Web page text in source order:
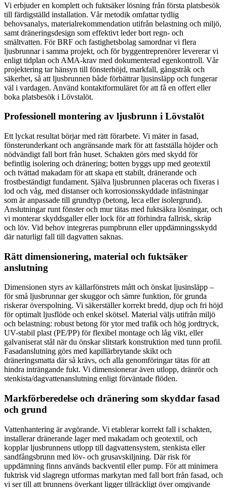
Vi erbjuder en komplett och fuktsäker lösning från första platsbesök
till färdigställd installation. Vår metodik omfattar tydlig
behovsanalys, materialrekommendation utifrån belastning och miljö,
samt dräneringsdesign som effektivt leder bort regn- och
smältvatten. För BRF och fastighetsbolag samordnar vi flera
ljusbrunnar i samma projekt, och för byggentreprenörer levererar vi
enligt tidplan och AMA-krav med dokumenterad egenkontroll. Vår
projektering tar hänsyn till fönsterhöjd, markfall, gångstråk och
säkerhet, så att ljusbrunnen både förbättrar ljusinsläpp och fungerar
väl i vardagen. Använd kontaktformuläret för att få en offert eller
boka platsbesök i Lövstalöt.
Professionell montering av ljusbrunn i Lövstalöt
Ett lyckat resultat börjar med rätt förarbete. Vi mäter in fasad,
fönsterunderkant och angränsande mark för att fastställa höjder och
nödvändigt fall bort från huset. Schakten görs med skydd för
befintlig isolering och dränering; botten byggs upp med geotextil
och tvättad makadam för att skapa ett stabilt, dränerande och
frostbeständigt fundament. Själva ljusbrunnen placeras och fixeras i
lod och våg, med distanser och korrosionsskyddade infästningar
som är anpassade till grundtyp (betong, leca eller isolergrund).
Anslutningar runt fönster och mur tätas med fuktsäkra lösningar, och
vi monterar skyddsgaller eller lock för att förhindra fallrisk, skräp
och löv. Vid behov integreras pumpbrunn eller uppdämningsskydd
där naturligt fall till dagvatten saknas.
Rätt dimensionering, material och fuktsäker
anslutning
Dimensionen styrs av källarfönstrets mått och önskat ljusinsläpp –
för små ljusbrunnar ger skuggor och sämre funktion, för grunda
riskerar överspolning. Vi säkerställer korrekt bredd, djup och fri höjd
för optimalt ljusflöde och enkel skötsel. Material väljs utifrån miljö
och belastning: robust betong för ytor med trafik och hög jordtryck,
UV-stabil plast (PE/PP) för flexibel montage och låg vikt, eller
galvaniserat stål när du önskar slitstark konstruktion med tunn profil.
Fasadanslutning görs med kapillärbrytande skikt och
dräneringsmatta där så krävs, och alla genomföringar tätas för att
hindra inträngande fukt. Vi dimensionerar även utlopp, dränrör och
stenkista/dagvattenanslutning enligt förväntade flöden.
Markförberedelse och dränering som skyddar fasad
och grund
Vattenhantering är avgörande. Vi etablerar korrekt fall i schakten,
installerar dränerande lager med makadam och geotextil, och
kopplar ljusbrunnens utlopp till dagvattensystem, stenkista eller
sandfångsbrunn med löv- och grusavskiljning. Där risk för
uppdämning finns används backventil eller pump. För att minimera
fuktrisk vid slagregn utformas markytan med fall bort från fasad, och
vi ser till att brunnens överkant ligger tillräckligt över omgivande